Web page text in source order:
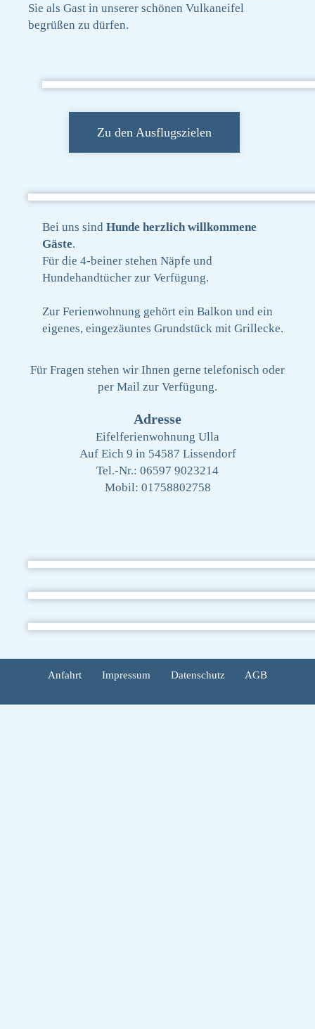
Sie als Gast in unserer schönen Vulkaneifel
begrüßen zu dürfen.
Zu den Ausflugszielen
Bei uns sind Hunde herzlich willkommene
Gäste.
Für die 4-beiner stehen Näpfe und
Hundehandtücher zur Verfügung.
Zur Ferienwohnung gehört ein Balkon und ein
eigenes, eingezäuntes Grundstück mit Grillecke.
Für Fragen stehen wir Ihnen gerne telefonisch oder
per Mail zur Verfügung.
Adresse
Eifelferienwohnung Ulla
Auf Eich 9 in 54587 Lissendorf
Tel.-Nr.: 06597 9023214
Mobil: 01758802758
Anfahrt Impressum Datenschutz AGB